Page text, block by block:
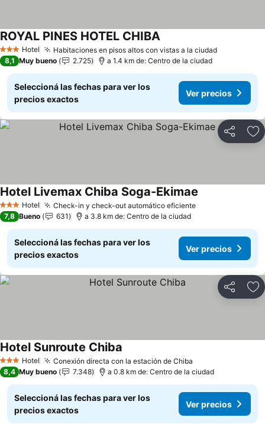
3 Estrellas
Hotel Habitaciones en pisos altos con vistas a la ciudad
ROYAL PINES HOTEL CHIBA
8,1 Muy bueno 2.725 a 1.4 km de: Centro de la ciudad
Seleccioná las fechas para ver los
precios exactos
Ver precios
Compartir
3 Estrellas
Hotel Check-in y check-out automático eficiente
Hotel Livemax Chiba Soga-Ekimae
7,8 Bueno 631 a 3.8 km de: Centro de la ciudad
Seleccioná las fechas para ver los
precios exactos
Ver precios
Compartir
3 Estrellas
Hotel Conexión directa con la estación de Chiba
Hotel Sunroute Chiba
8,4 Muy bueno 7.348 a 0.8 km de: Centro de la ciudad
Seleccioná las fechas para ver los
precios exactos
Ver precios